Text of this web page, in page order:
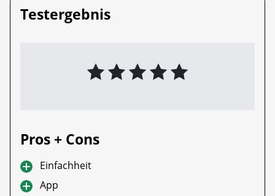
Testergebnis
Pros + Cons
Einfachheit
App